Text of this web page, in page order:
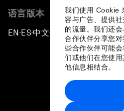
我们使用 Cookie
容与广告、提供
的流量。我们还
合作伙伴分享您
些合作伙伴可能
们或他们在您使
他信息相结合。
语言版本
EN ▪ES▪中文▪ 日本語